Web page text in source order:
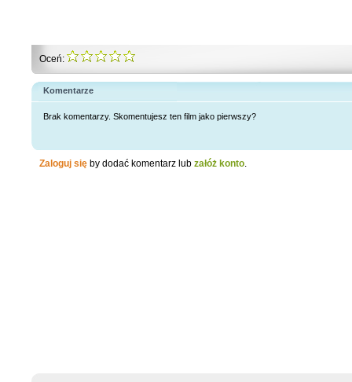
Oceń:
Komentarze
Brak komentarzy. Skomentujesz ten film jako pierwszy?
Zaloguj się by dodać komentarz lub załóż konto.